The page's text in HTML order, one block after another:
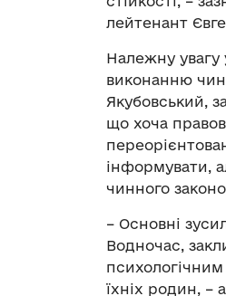
лейтенант
Належну увагу
виконанню
Якубовський,
що хоча
інформувати,
чинного
– Основні
Водночас,
їхніх родин, –